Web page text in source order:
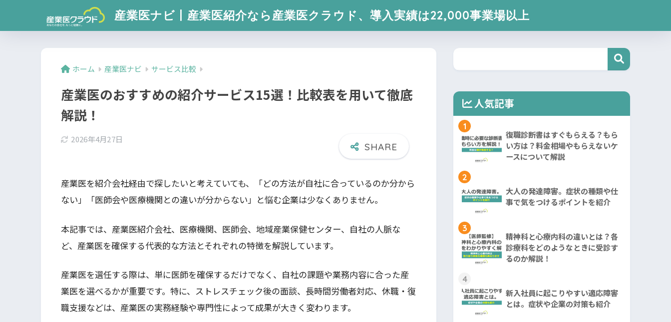
産業医ナビ丨産業医紹介なら産業医クラウド、導入実績は22,000事業場以上
ホーム 産業医ナビ サービス比較
産業医のおすすめの紹介サービス15選！比較表を用いて徹底
解説！
2026年4月27日
産業医を紹介会社経由で探したいと考えていても、「どの方法が自社に合っているのか分から
ない」「医師会や医療機関との違いが分からない」と悩む企業は少なくありません。
本記事では、産業医紹介会社、医療機関、医師会、地域産業保健センター、自社の人脈な
ど、産業医を確保する代表的な方法とそれぞれの特徴を解説しています。
産業医を選任する際は、単に医師を確保するだけでなく、自社の課題や業務内容に合った産
業医を選べるかが重要です。特に、ストレスチェック後の面談、長時間労働者対応、休職・復
職支援などは、産業医の実務経験や専門性によって成果が大きく変わります。
人気記事
1
復職診断書はすぐもらえる？もら
い方は？料金相場やもらえないケ
ースについて解説
2
大人の発達障害。症状の種類や仕
事で気をつけるポイントを紹介
3
精神科と心療内科の違いとは？各
診療科をどのようなときに受診す
るのか解説！
4
新入社員に起こりやすい適応障害
とは。症状や企業の対策も紹介